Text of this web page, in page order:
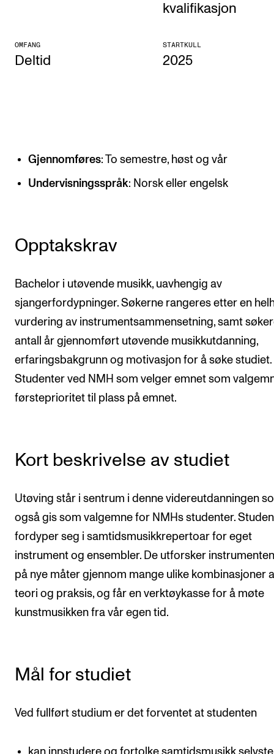
Gjennomføre konserter og arrangementer
PRAKTISK
Sibelius – Notation Software
Semesterregistrering
STUDENTLIV
Læringsressurser
Si ifra!
Betalte spilleoppdrag
Mangfold og likestilling
AKTUELT
Arrangementer
Nyheter for studenter
Etter noter nyhetsbrev
KONTAKTER
Organisasjon
kvalifikasjon
OMFANG
Deltid
STARTKULL
2025
Gjennomføres: To semestre, høst og vår
Undervisningsspråk: Norsk eller engelsk
Opptakskrav
Bachelor i utøvende musikk, uavhengig av
sjangerfordypninger. Søkerne rangeres etter en
vurdering av instrumentsammensetning, samt
antall år gjennomført utøvende musikkutdanning,
erfaringsbakgrunn og motivasjon for å søke studiet.
Studenter ved NMH som velger emnet som
førsteprioritet til plass på emnet.
Kort beskrivelse av studiet
Utøving står i sentrum i denne videreutdanningen
også gis som valgemne for NMHs studenter.
fordyper seg i samtidsmusikkrepertoar for eget
instrument og ensembler. De utforsker
på nye måter gjennom mange ulike kombinasjoner
teori og praksis, og får en verktøykasse for å møte
kunstmusikken fra vår egen tid.
Mål for studiet
Ved fullført studium er det forventet at studenten